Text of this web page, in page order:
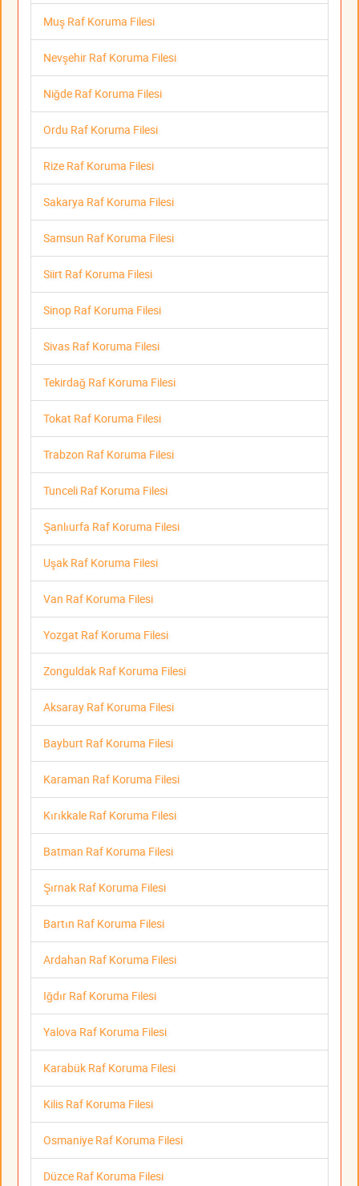
Muş Raf Koruma Filesi
Nevşehir Raf Koruma Filesi
Niğde Raf Koruma Filesi
Ordu Raf Koruma Filesi
Rize Raf Koruma Filesi
Sakarya Raf Koruma Filesi
Samsun Raf Koruma Filesi
Siirt Raf Koruma Filesi
Sinop Raf Koruma Filesi
Sivas Raf Koruma Filesi
Tekirdağ Raf Koruma Filesi
Tokat Raf Koruma Filesi
Trabzon Raf Koruma Filesi
Tunceli Raf Koruma Filesi
Şanlıurfa Raf Koruma Filesi
Uşak Raf Koruma Filesi
Van Raf Koruma Filesi
Yozgat Raf Koruma Filesi
Zonguldak Raf Koruma Filesi
Aksaray Raf Koruma Filesi
Bayburt Raf Koruma Filesi
Karaman Raf Koruma Filesi
Kırıkkale Raf Koruma Filesi
Batman Raf Koruma Filesi
Şırnak Raf Koruma Filesi
Bartın Raf Koruma Filesi
Ardahan Raf Koruma Filesi
Iğdır Raf Koruma Filesi
Yalova Raf Koruma Filesi
Karabük Raf Koruma Filesi
Kilis Raf Koruma Filesi
Osmaniye Raf Koruma Filesi
Düzce Raf Koruma Filesi